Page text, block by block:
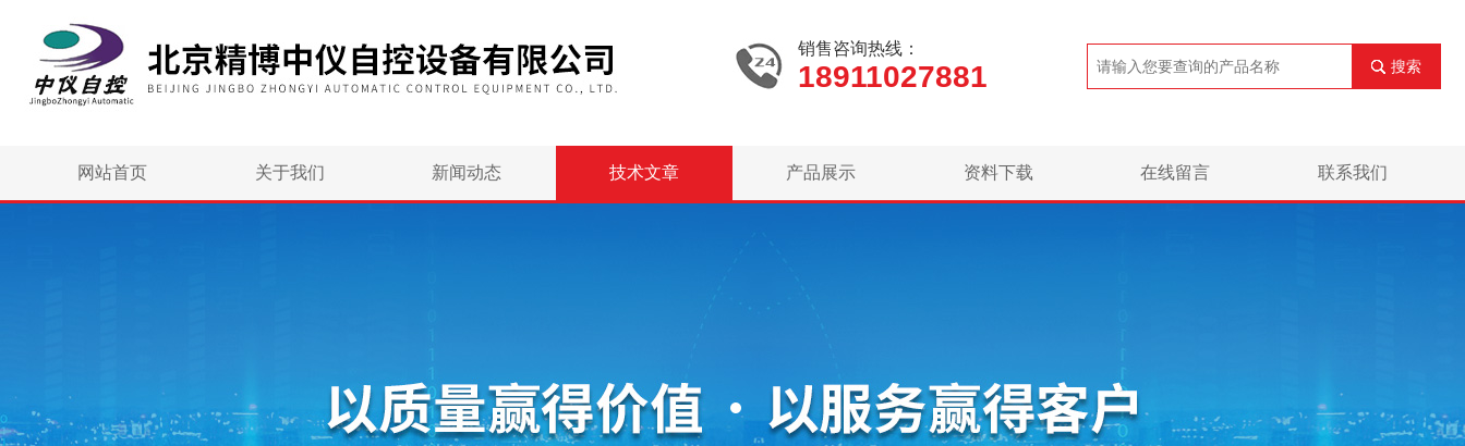
销售咨询热线：
18911027881 搜索
网站首页 关于我们 新闻动态 技术文章 产品展示 资料下载 在线留言 联系我们